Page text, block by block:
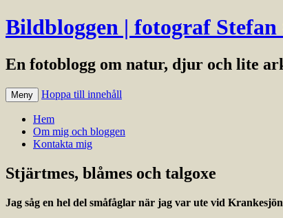
Bildbloggen | fotograf Stefan
En fotoblogg om natur, djur och lite
Meny Hoppa till innehåll
Hem
Om mig och bloggen
Kontakta mig
Stjärtmes, blåmes och talgoxe
Jag såg en hel del småfåglar när jag var ute vid